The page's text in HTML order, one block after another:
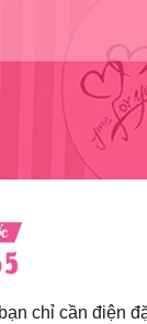
chỉ cần điện